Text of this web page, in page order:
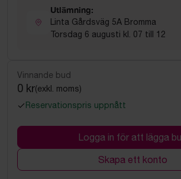
Utlämning:
Linta Gårdsväg 5A Bromma
Torsdag 6 augusti kl. 07 till 12
Vinnande bud
0 kr(exkl. moms)
Reservationspris uppnått
Logga in för att lägga
Skapa ett konto